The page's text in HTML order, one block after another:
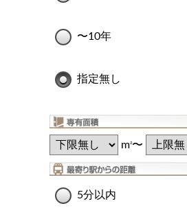
〜10年
指定無し
m2〜
5分以内